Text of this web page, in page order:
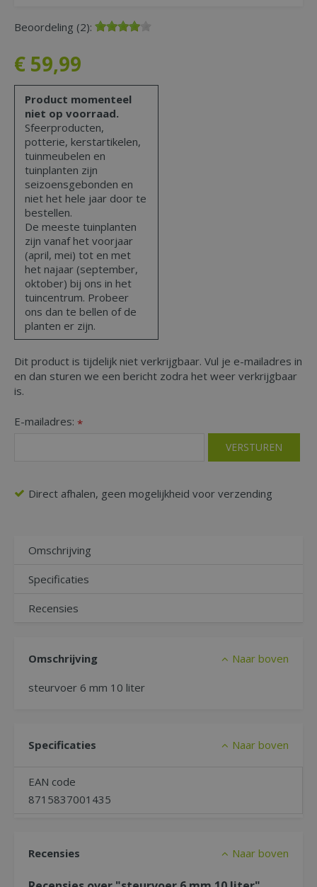
Beoordeling (2):
€ 59,99
Product momenteel
niet op voorraad.
Sfeerproducten,
potterie, kerstartikelen,
tuinmeubelen en
tuinplanten zijn
seizoensgebonden en
niet het hele jaar door te
bestellen.
De meeste tuinplanten
zijn vanaf het voorjaar
(april, mei) tot en met
het najaar (september,
oktober) bij ons in het
tuincentrum. Probeer
ons dan te bellen of de
planten er zijn.
Dit product is tijdelijk niet verkrijgbaar. Vul je e-mailadres in
en dan sturen we een bericht zodra het weer verkrijgbaar
is.
E-mailadres: *
Direct afhalen, geen mogelijkheid voor verzending
Omschrijving
Specificaties
Recensies
Omschrijving Naar boven
steurvoer 6 mm 10 liter
Specificaties Naar boven
EAN code
8715837001435
Recensies Naar boven